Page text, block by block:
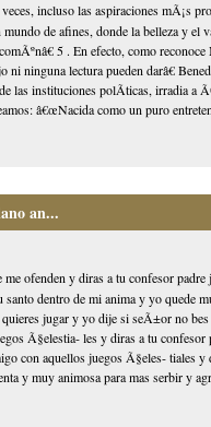
incluso las aspiraciones mÃ¡s
de afines, donde la belleza y el
5 . En efecto, como
ninguna lectura pueden darâ€
las instituciones polÃ­ticas, irradia a
â€œNacida como un puro
an...
me ofenden y diras a tu confesor
dentro de mi anima y yo quede
jugar y yo dije si seÃ±or no
Ã§elestia- les y diras a tu confesor
con aquellos juegos Ã§eles- tiales
y muy animosa para mas serbir y